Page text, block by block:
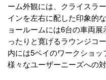
ーム外観には、クライスラ
インを左右に配した印象的
ョールームには6台の車両
ったりと寛げるラウンジコ
内には5ベイのワークショッ
様々なユーザーニーズへの